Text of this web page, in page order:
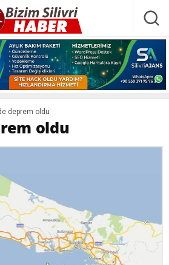
deprem oldu
oldu